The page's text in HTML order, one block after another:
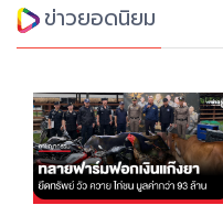
ข่าวยอดนิยม